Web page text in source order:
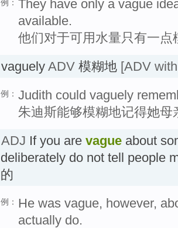
例： They have only a vague
available.
他们对于可用水量只有一点
vaguely ADV 模糊地 [ADV
例： Judith could vaguely
朱迪斯能够模糊地记得她
ADJ If you are vague about
deliberately do not tell people
的
例： He was vague, however,
actually do.